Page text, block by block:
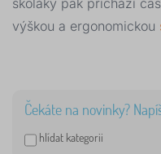
školáky pak přichází
výškou a ergonomickou
Čekáte na novinky?
hlídat kategorii